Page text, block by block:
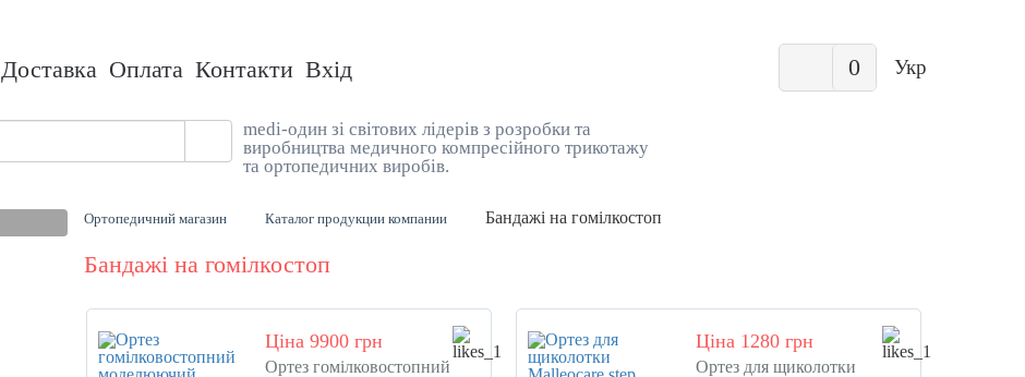
Доставка Оплата Контакти Вхід 0 Укр
medi-один зі світових лідерів з розробки та
виробництва медичного компресійного трикотажу
та ортопедичних виробів.
Ортопедичний магазин Каталог продукции компании Бандажі на гомілкостоп
Бандажі на гомілкостоп
Ціна 9900 грн
Ортез гомілковостопний
Ціна 1280 грн
Ортез для щиколотки